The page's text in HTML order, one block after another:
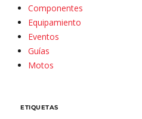
Componentes
Equipamiento
Eventos
Guías
Motos
ETIQUETAS